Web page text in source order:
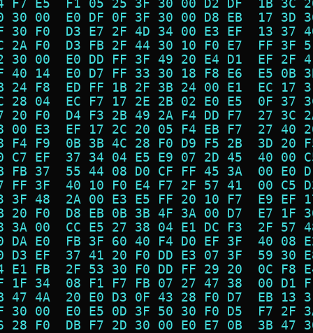
F7 E5  F1 05 25 3F 30 00 D2 DF  1B
30 00  E0 DF 0F 3F 30 00 D8 EB  17
30 F0  D3 E7 2F 4D 34 00 E3 EF  13
2A F0  D3 FB 2F 44 30 10 F0 E7  FF
30 00  E0 DD FF 3F 49 20 E4 D1  EF
40 14  E0 D7 FF 33 30 18 F8 E6  E5
24 F8  ED FF 1B 2F 3B 24 00 E1  EC
28 04  EC F7 17 2E 2B 02 E0 E5  0F
20 F0  D4 F3 2B 49 2A F4 DD F7  27
00 E3  EF 17 2C 20 05 F4 EB F7  27
F4 F9  0B 3B 4C 28 F0 D9 F5 2B  3D
C7 EF  37 34 04 E5 E9 07 2D 45  40
FB 37  55 44 08 D0 CF FF 45 3A  00
FF 3F  40 10 F0 E4 F7 2F 57 41  00
3F 48  2A 00 E3 E5 FF 20 10 F7  E9
20 F0  D8 EB 0B 3B 4F 3A 00 D7  E7
3A 00  CC E5 27 38 04 E1 DC F3  2F
DA E0  FB 3F 60 40 F4 D0 EF 3F  40
D3 EF  37 41 20 F0 DD E3 07 3F  59
E1 FB  2F 53 30 F0 DD FF 29 20  0C
1F 34  08 F1 F7 FB 07 27 47 38  00
47 4A  20 E0 D3 0F 43 28 F0 D7  EB
30 00  E0 E5 0D 3F 50 30 F0 D5  F7
28 F0  DB F7 2D 30 00 E0 E7 0B  3B